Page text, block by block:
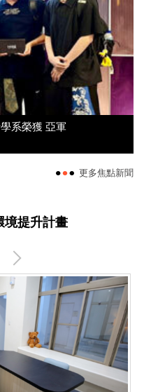
系榮獲 亞軍
更多焦點新聞
境提升計畫